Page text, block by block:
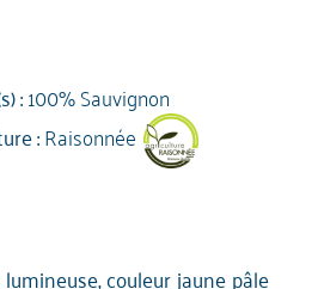
:100% Sauvignon
:Raisonnée
couleur jaune pâle